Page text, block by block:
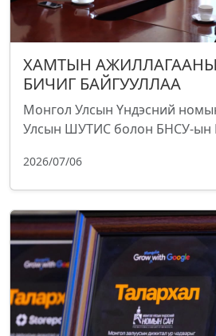
ХАМТЫН
БИЧИГ БАЙГУУЛЛАА
Монгол Улсын Үндэсний
Улсын ШУТИС болон БНСУ-ын
2026/07/06